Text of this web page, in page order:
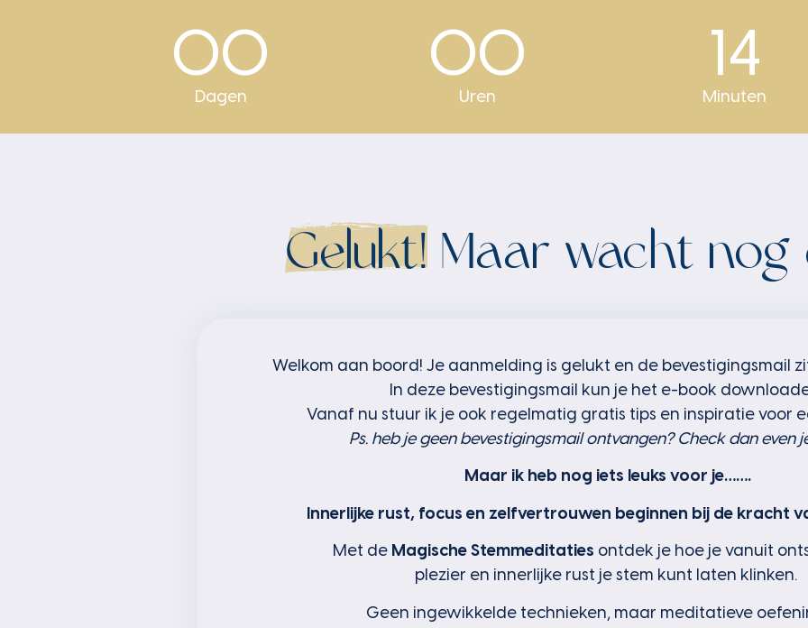
00
Dagen
00
Uren
14
Minuten
Gelukt! Maar wacht nog
Welkom aan boord! Je aanmelding is gelukt en de bevestigingsmail
In deze bevestigingsmail kun je het e-book
Vanaf nu stuur ik je ook regelmatig gratis tips en inspiratie voor
Ps. heb je geen bevestigingsmail ontvangen? Check dan even
Maar ik heb nog iets leuks voor je…….
Innerlijke rust, focus en zelfvertrouwen beginnen bij de kracht
Met de Magische Stemmeditaties ontdek je hoe je vanuit
plezier en innerlijke rust je stem kunt laten klinken.
Geen ingewikkelde technieken, maar meditatieve